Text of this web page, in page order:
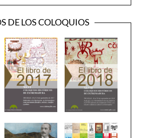
DE LOS COLOQUIOS